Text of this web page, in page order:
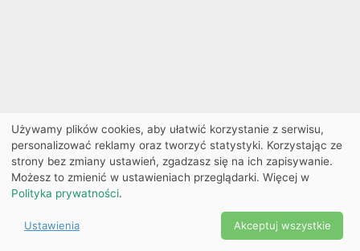
Ekobilet2026 |
Ustawienia
cookies
2026
Używamy plików cookies, aby ułatwić korzystanie z serwisu,
personalizować reklamy oraz tworzyć statystyki. Korzystając ze
strony bez zmiany ustawień, zgadzasz się na ich zapisywanie.
Możesz to zmienić w ustawieniach przeglądarki. Więcej w
Polityka prywatności.
Ustawienia Akceptuj wszystkie